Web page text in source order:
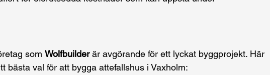
som Wolfbuilder är avgörande för ett lyckat byggprojekt. Här
bästa val för att bygga attefallshus i Vaxholm: